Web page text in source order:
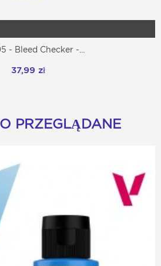
- Bleed Checker -...
37,99 zł
PRZEGLĄDANE